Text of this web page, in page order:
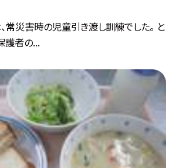
常災害時の児童引き渡し訓練でした。 と
護者の...